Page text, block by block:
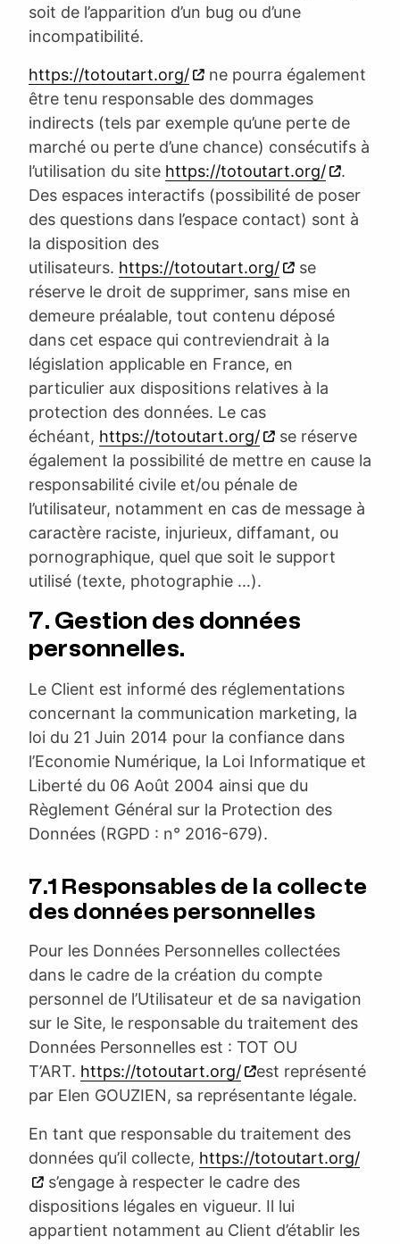
soit de l’apparition d’un bug ou d’une
incompatibilité.
https://totoutart.org/
ne pourra également
être tenu responsable des dommages
indirects (tels par exemple qu’une perte de
marché ou perte d’une chance) consécutifs à
l’utilisation du site https://totoutart.org/
.
Des espaces interactifs (possibilité de poser
des questions dans l’espace contact) sont à
la disposition des
utilisateurs. https://totoutart.org/
se
réserve le droit de supprimer, sans mise en
demeure préalable, tout contenu déposé
dans cet espace qui contreviendrait à la
législation applicable en France, en
particulier aux dispositions relatives à la
protection des données. Le cas
échéant, https://totoutart.org/
se réserve
également la possibilité de mettre en cause la
responsabilité civile et/ou pénale de
l’utilisateur, notamment en cas de message à
caractère raciste, injurieux, diffamant, ou
pornographique, quel que soit le support
utilisé (texte, photographie …).
7. Gestion des données
personnelles.
Le Client est informé des réglementations
concernant la communication marketing, la
loi du 21 Juin 2014 pour la confiance dans
l’Economie Numérique, la Loi Informatique et
Liberté du 06 Août 2004 ainsi que du
Règlement Général sur la Protection des
Données (RGPD : n° 2016-679).
7.1 Responsables de la collecte
des données personnelles
Pour les Données Personnelles collectées
dans le cadre de la création du compte
personnel de l’Utilisateur et de sa navigation
sur le Site, le responsable du traitement des
Données Personnelles est : TOT OU
T’ART. https://totoutart.org/
est représenté
par Elen GOUZIEN, sa représentante légale.
En tant que responsable du traitement des
données qu’il collecte, https://totoutart.org/
s’engage à respecter le cadre des
dispositions légales en vigueur. Il lui
appartient notamment au Client d’établir les